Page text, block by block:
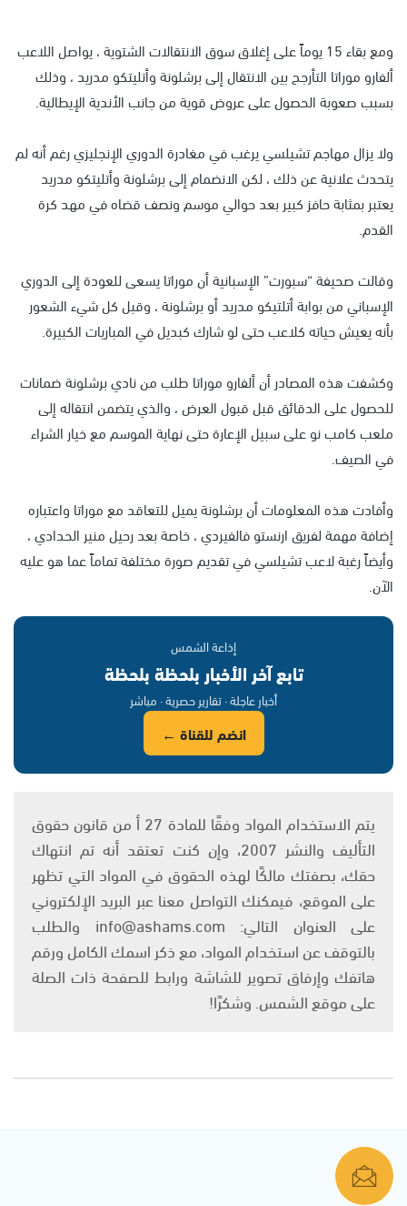
ومع بقاء 15 يوماً على إغلاق سوق الانتقالات الشتوية ، يواصل اللاعب
ألفارو موراتا التأرجح بين الانتقال إلى برشلونة وأتليتكو مدريد ، وذلك
بسبب صعوبة الحصول على عروض قوية من جانب الأندية الإيطالية.
ولا يزال مهاجم تشيلسي يرغب في مغادرة الدوري الإنجليزي رغم أنه لم
يتحدث علانية عن ذلك ، لكن الانضمام إلى برشلونة وأتليتكو مدريد
يعتبر بمثابة حافز كبير بعد حوالي موسم ونصف قضاه في مهد كرة
القدم.
وقالت صحيفة “سبورت” الإسبانية أن موراتا يسعى للعودة إلى الدوري
الإسباني من بوابة أتلتيكو مدريد أو برشلونة ، وقبل كل شيء الشعور
بأنه يعيش حياته كلاعب حتى لو شارك كبديل في المباريات الكبيرة.
وكشفت هذه المصادر أن ألفارو موراتا طلب من نادي برشلونة ضمانات
للحصول على الدقائق قبل قبول العرض ، والذي يتضمن انتقاله إلى
ملعب كامب نو على سبيل الإعارة حتى نهاية الموسم مع خيار الشراء
في الصيف.
وأفادت هذه المعلومات أن برشلونة يميل للتعاقد مع موراتا واعتباره
إضافة مهمة لفريق ارنستو فالفيردي ، خاصة بعد رحيل منير الحدادي ،
وأيضاً رغبة لاعب تشيلسي في تقديم صورة مختلفة تماماً عما هو عليه
الآن.
إذاعة الشمس
تابع آخر الأخبار بلحظة بلحظة
أخبار عاجلة · تقارير حصرية · مباشر
انضم للقناة ←
يتم الاستخدام المواد وفقًا للمادة 27 أ من قانون حقوق
التأليف والنشر 2007، وإن كنت تعتقد أنه تم انتهاك
حقك، بصفتك مالكًا لهذه الحقوق في المواد التي تظهر
على الموقع، فيمكنك التواصل معنا عبر البريد الإلكتروني
على العنوان التالي: info@ashams.com والطلب
بالتوقف عن استخدام المواد، مع ذكر اسمك الكامل ورقم
هاتفك وإرفاق تصوير للشاشة ورابط للصفحة ذات الصلة
على موقع الشمس. وشكرًا!